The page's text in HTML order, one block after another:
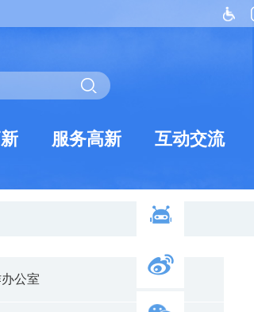
服务高新 互动交流
公室